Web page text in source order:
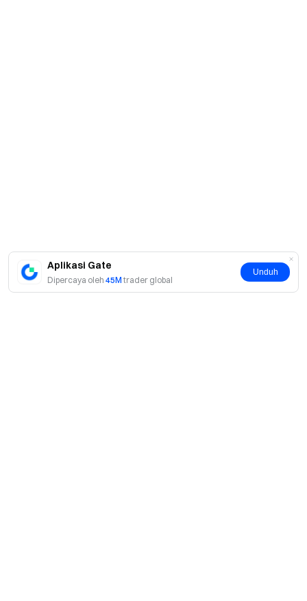
Aplikasi Gate
Dipercaya oleh 45M trader global
Unduh